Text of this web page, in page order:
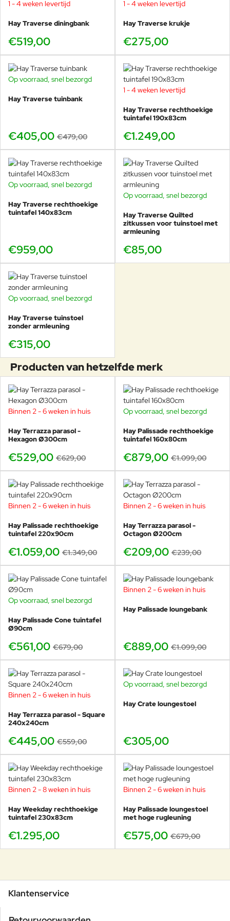
schuursponsjes of schuurmiddelen
om krassen te voorkomen. Voor
kalkafzettingen kun je een
vochtige doek gebruiken met
lauwwarm water en een mengsel
water, maar vermijd schrobben om
beschadiging te voorkomen.
Regelmatig onderhoud verlengt de
optimale conditie!
Erwan Bouroullec
Erwan Bouroullec is een Franse ontwerper en kunstenaar,
gevestigd in Parijs. Hij studeerde aan de École Nationale
hetBouroullec Studio
oprichtte. Samen heeft het duo de
designwereld getransformeerd door nieuwe perspectieven op
materialiteit en functionaliteit te introduceren. Hun internationale
portfolio omvat meubels, architectuur en kunstwerken.
Erwan staat bekend om zijn technische en doelgerichte aanpak,
waarmee hij flexibele en functionele ontwerpen creëert. In
samenwerking met andere kunstenaars en creatieve geesten
werkt hij aan veelzijdige projecten. Voor HAY ontwierp hij
deTraverse Collectie, een perfecte balans tussen functionaliteit
en elegantie.
1 - 4 weken levertijd
Hay Traverse diningbank
€519,00
1 - 4 weken levertijd
Hay Traverse krukje
€275,00
-15%
Op voorraad, snel bezorgd
Hay Traverse tuinbank
€405,00 €479,00
1 - 4 weken levertijd
Hay Traverse rechthoekige
tuintafel 190x83cm
€1.249,00
Op voorraad, snel bezorgd
Hay Traverse rechthoekige
tuintafel 140x83cm
€959,00
Op voorraad, snel bezorgd
Hay Traverse Quilted
zitkussen voor tuinstoel met
armleuning
€85,00
Op voorraad, snel bezorgd
Hay Traverse tuinstoel
zonder armleuning
€315,00
Producten van hetzelfde merk
-16%
Binnen 2 - 6 weken in huis
Hay Terrazza parasol -
Hexagon Ø300cm
€529,00 €629,00
-20%
Op voorraad, snel bezorgd
Hay Palissade rechthoekige
tuintafel 160x80cm
€879,00 €1.099,00
-21%
Binnen 2 - 6 weken in huis
Hay Palissade rechthoekige
tuintafel 220x90cm
€1.059,00 €1.349,00
-13%
Binnen 2 - 6 weken in huis
Hay Terrazza parasol -
Octagon Ø200cm
€209,00 €239,00
-17%
Op voorraad, snel bezorgd
Hay Palissade Cone tuintafel
Ø90cm
€561,00 €679,00
-19%
Binnen 2 - 6 weken in huis
Hay Palissade loungebank
€889,00 €1.099,00
-20%
Binnen 2 - 6 weken in huis
Hay Terrazza parasol - Square
240x240cm
€445,00 €559,00
Op voorraad, snel bezorgd
Hay Crate loungestoel
€305,00
Binnen 2 - 8 weken in huis
Hay Weekday rechthoekige
tuintafel 230x83cm
€1.295,00
-15%
Binnen 2 - 6 weken in huis
Hay Palissade loungestoel
met hoge rugleuning
€575,00 €679,00
Klantenservice